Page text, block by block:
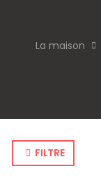
La maison
FILTRE